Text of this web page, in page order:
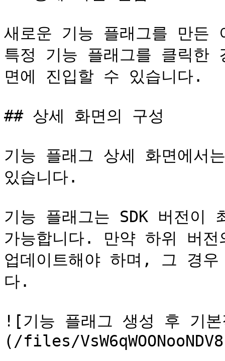
새로운 기능 플래그를 만든
특정 기능 플래그를 클릭한
면에 진입할 수 있습니다.
## 상세 화면의 구성
기능 플래그 상세 화면에서
있습니다.
기능 플래그는 SDK 버전
가능합니다. 만약 하위 버전
업데이트해야 하며, 그 경
다.
![기능 플래그 생성 후 기
(/files/